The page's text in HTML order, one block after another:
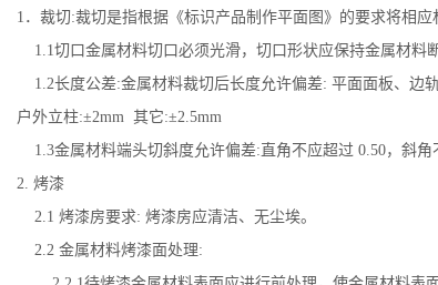
1 ．裁切:裁切是指根据《标识产品制作平面图》的要求将相
1.1切口金属材料切口必须光滑，切口形状应保持金属材料
1.2长度公差:金属材料裁切后长度允许偏差: 平面面板、边
户外立柱:±2mm 其它:±2.5mm
1.3金属材料端头切斜度允许偏差: 直角不应超过 0.50，斜角
2. 烤漆
2.1 烤漆房要求: 烤漆房应清洁、无尘埃。
2.2 金属材料烤漆面处理: